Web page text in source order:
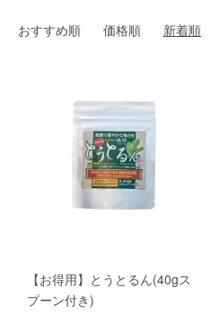
おすすめ順 価格順 新着順
【お得用】とうとるん(40gス
プーン付き)